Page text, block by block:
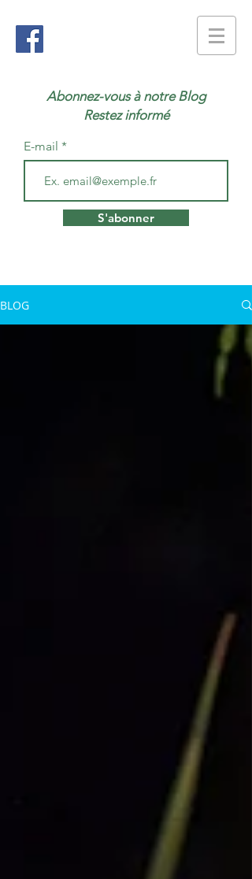
Abonnez-vous à notre Blog
Restez informé
E-mail
S'abonner
BLOG